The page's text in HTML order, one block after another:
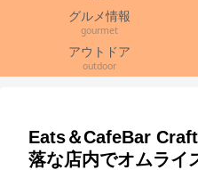
グルメ情報
gourmet
アウトドア
outdoor
Eats＆CafeBar
落な店内でオムライ